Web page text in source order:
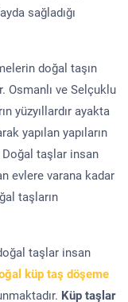
sağladığı
doğal taşın
Osmanlı ve Selçuklu
yüzyıllardır ayakta
yapılan yapıların
taşlar insan
evlere varana kadar
taşların
doğal taşlar insan
küp taş döşeme
Küp taşlar